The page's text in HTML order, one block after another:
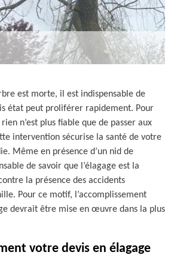
est morte, il est indispensable de
état peut proliférer rapidement. Pour
n’est plus fiable que de passer aux
intervention sécurise la santé de votre
Même en présence d’un nid de
de savoir que l’élagage est la
la présence des accidents
Pour ce motif, l’accomplissement
devrait être mise en œuvre dans la plus
votre devis en élagage